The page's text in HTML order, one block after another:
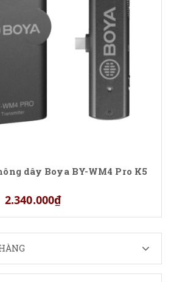
dây Boya BY-WM4 Pro K5
2.340.000₫